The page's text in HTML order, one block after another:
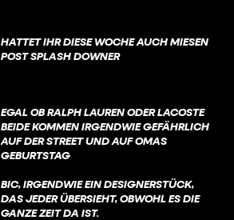
HATTET IHR DIESE WOCHE AUCH MIESEN
POST SPLASH DOWNER
EGAL OB RALPH LAUREN ODER LACOSTE
BEIDE KOMMEN IRGENDWIE GEFÄHRLICH
AUF DER STREET UND AUF OMAS
GEBURTSTAG
BIC, IRGENDWIE EIN DESIGNERSTÜCK,
DAS JEDER ÜBERSIEHT, OBWOHL ES DIE
GANZE ZEIT DA IST.